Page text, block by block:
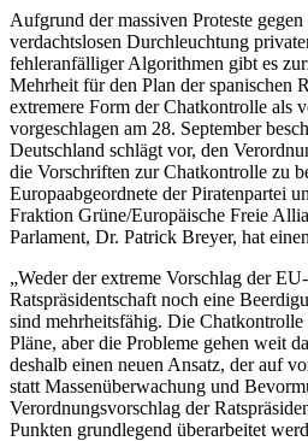
Aufgrund der massiven Proteste
verdachtslosen Durchleuchtung
fehleranfälliger Algorithmen gibt es
Mehrheit für den Plan der spanischen
extremere Form der Chatkontrolle als
vorgeschlagen am 28. September
Deutschland schlägt vor, den
die Vorschriften zur Chatkontrolle zu
Europaabgeordnete der Piratenpartei
Fraktion Grüne/Europäische Freie
Parlament, Dr. Patrick Breyer, hat
„Weder der extreme Vorschlag der
Ratspräsidentschaft noch eine
sind mehrheitsfähig. Die
Pläne, aber die Probleme gehen weit
deshalb einen neuen Ansatz, der auf
statt Massenüberwachung und
Verordnungsvorschlag der
Punkten grundlegend überarbeitet